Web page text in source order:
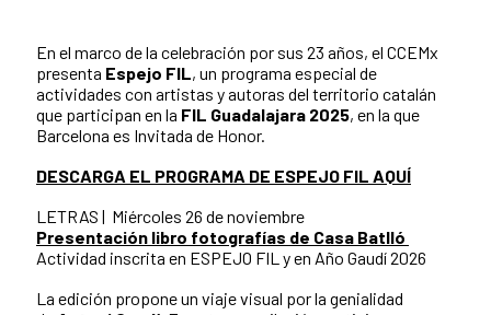
En el marco de la celebración por sus 23 años, el CCEMx
presenta Espejo FIL, un programa especial de
actividades con artistas y autoras del territorio catalán
que participan en la FIL Guadalajara 2025, en la que
Barcelona es Invitada de Honor.
DESCARGA EL PROGRAMA DE ESPEJO FIL AQUÍ
LETRAS | Miércoles 26 de noviembre
Presentación libro fotografías de Casa Batlló
Actividad inscrita en ESPEJO FIL y en Año Gaudí 2026
La edición propone un viaje visual por la genialidad